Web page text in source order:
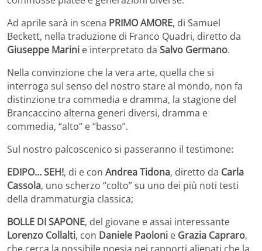
Ad aprile sarà in scena PRIMO AMORE, di Samuel
Beckett, nella traduzione di Franco Quadri, diretto da
Giuseppe Marini e interpretato da Salvo Germano.
Nella convinzione che la vera arte, quella che si
interroga sul senso del nostro stare al mondo, non fa
distinzione tra commedia e dramma, la stagione del
Brancaccino alterna generi diversi, dramma e
commedia, “alto” e “basso”.
Sul nostro palcoscenico si passeranno il testimone:
EDIPO… SEH!, di e con Andrea Tidona, diretto da Carla
Cassola, uno scherzo “colto” su uno dei più noti testi
della drammaturgia classica;
BOLLE DI SAPONE, del giovane e assai interessante
Lorenzo Collalti, con Daniele Paoloni e Grazia Capraro,